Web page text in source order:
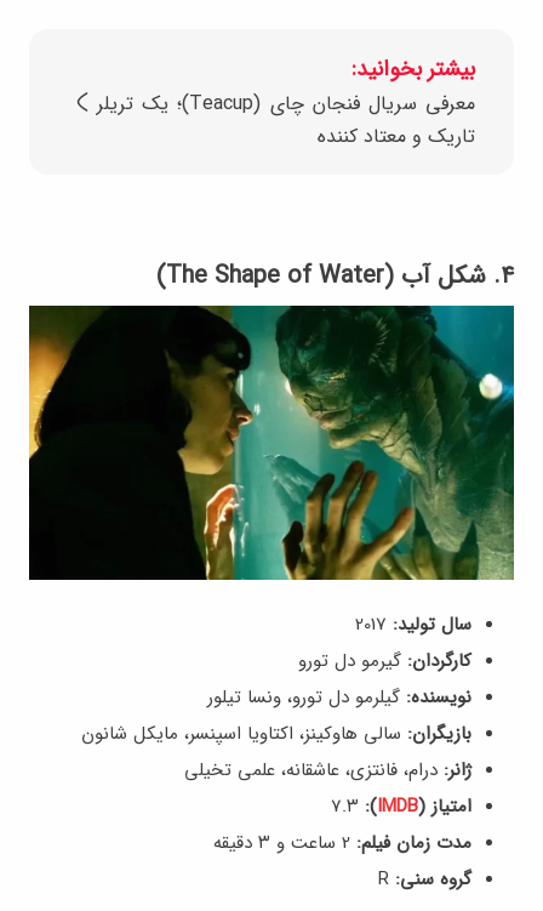
بیشتر بخوانید:
معرفی سریال فنجان چای (Teacup)؛ یک تریلر
تاریک و معتاد کننده
۴. شکل آب (The Shape of Water)
سال تولید:
کارگردان: گیرمو دل تورو
نویسنده: گیلرمو دل تورو، ونسا تیلور
بازیگران: سالی هاوکینز، اکتاویا اسپنسر، مایکل شانون
ژانر: درام، فانتزی، عاشقانه، علمی تخیلی
امتیاز (IMDB
):
مدت زمان فیلم:
گروه سنی: